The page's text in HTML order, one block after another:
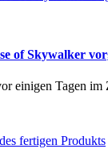
of Skywalker
einigen Tagen